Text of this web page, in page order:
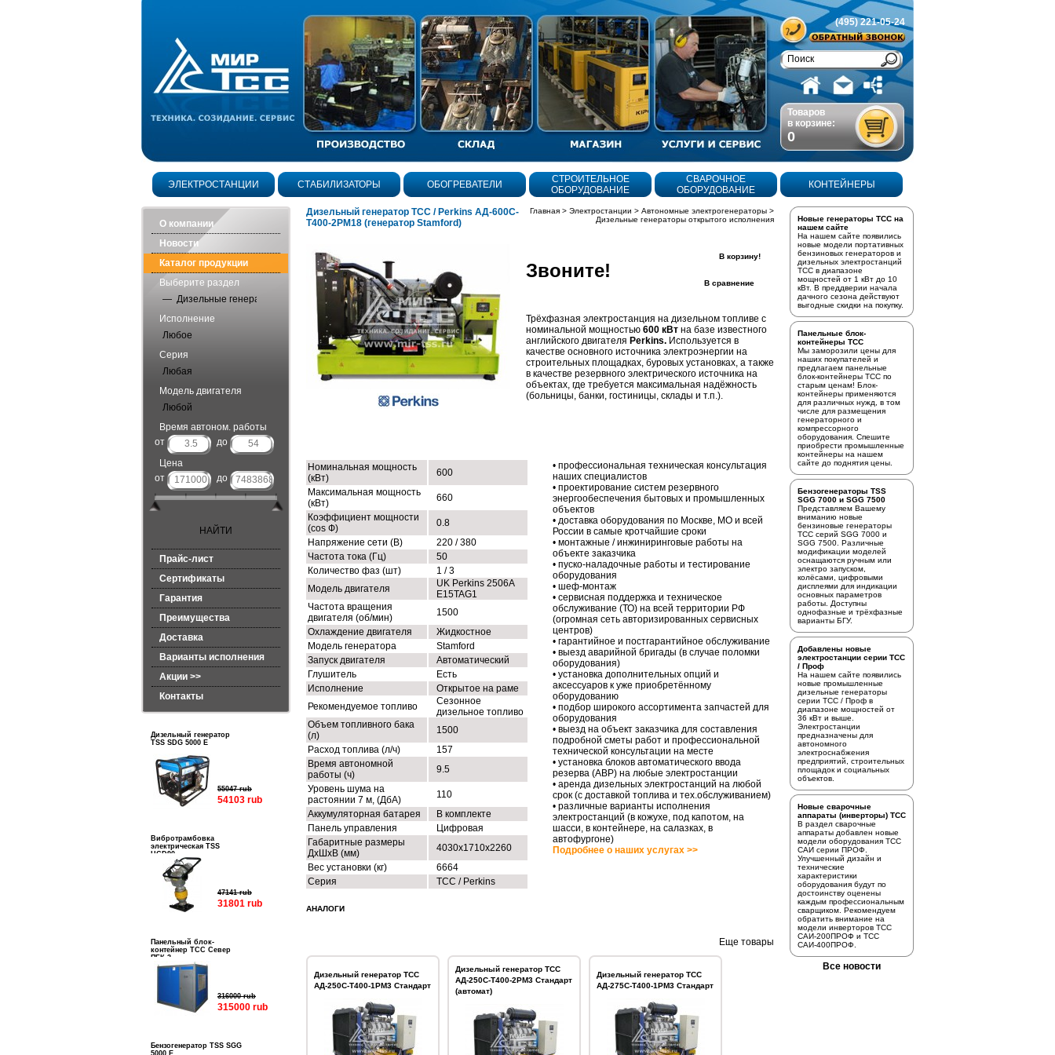
(495) 221-05-24
Товаров
в корзине:
0
ЭЛЕКТРОСТАНЦИИ СТАБИЛИЗАТОРЫ ОБОГРЕВАТЕЛИ
СТРОИТЕЛЬНОЕ
ОБОРУДОВАНИЕ
СВАРОЧНОЕ
ОБОРУДОВАНИЕ
КОНТЕЙНЕРЫ
О компании
Новости
Каталог продукции
Выберите раздел
— Дизельные генераторы открытого исполнения
Исполнение
Любое
Серия
Любая
Модель двигателя
Любой
Время автоном. работы
от
до
Цена
от
до
Прайс-лист
Сертификаты
Гарантия
Преимущества
Доставка
Варианты исполнения
Акции >>
Контакты
Дизельный генератор
TSS SDG 5000 E
55047 rub
54103 rub
Вибротрамбовка
электрическая TSS
HCD90
47141 rub
31801 rub
Панельный блок-
контейнер ТСС Север
ПБК-3
316000 rub
315000 rub
Бензогенератор TSS SGG
5000 E
Дизельный генератор ТСС / Perkins АД-600С-
Т400-2РМ18 (генератор Stamford)
Главная > Электростанции > Автономные электрогенераторы >
Дизельные генераторы открытого исполнения
Звоните!
В корзину!
В сравнение
Трёхфазная электростанция на дизельном топливе с
номинальной мощностью 600 кВт на базе известного
английского двигателя Perkins. Используется в
качестве основного источника электроэнергии на
строительных площадках, буровых установках, а также
в качестве резервного электрического источника на
объектах, где требуется максимальная надёжность
(больницы, банки, гостиницы, склады и т.п.).
Номинальная мощность
(кВт)
600
Максимальная мощность
(кВт)
660
Коэффициент мощности
(cos Ф)
0.8
Напряжение сети (В)
220 / 380
Частота тока (Гц)
50
Количество фаз (шт)
1 / 3
Модель двигателя
UK Perkins 2506A
E15TAG1
Частота вращения
двигателя (об/мин)
1500
Охлаждение двигателя
Жидкостное
Модель генератора
Stamford
Запуск двигателя
Автоматический
Глушитель
Есть
Исполнение
Открытое на раме
Рекомендуемое топливо
Сезонное
дизельное топливо
Объем топливного бака
(л)
1500
Расход топлива (л/ч)
157
Время автономной
работы (ч)
9.5
Уровень шума на
растоянии 7 м, (ДбА)
110
Аккумуляторная батарея
В комплекте
Панель управления
Цифровая
Габаритные размеры
ДхШхВ (мм)
4030х1710х2260
Вес установки (кг)
6664
Серия
ТСС / Perkins
• профессиональная техническая консультация
наших специалистов
• проектирование систем резервного
энергообеспечения бытовых и промышленных
объектов
• доставка оборудования по Москве, МО и всей
России в самые кротчайшие сроки
• монтажные / инжиниринговые работы на
объекте заказчика
• пуско-наладочные работы и тестирование
оборудования
• шеф-монтаж
• сервисная поддержка и техническое
обслуживание (ТО) на всей территории РФ
(огромная сеть авторизированных сервисных
центров)
• гарантийное и постгарантийное обслуживание
• выезд аварийной бригады (в случае поломки
оборудования)
• установка дополнительных опций и
аксессуаров к уже приобретённому
оборудованию
• подбор широкого ассортимента запчастей для
оборудования
• выезд на объект заказчика для составления
подробной сметы работ и профессиональной
технической консультации на месте
• установка блоков автоматического ввода
резерва (АВР) на любые электростанции
• аренда дизельных электростанций на любой
срок (с доставкой топлива и тех.обслуживанием)
• различные варианты исполнения
электростанций (в кожухе, под капотом, на
шасси, в контейнере, на салазках, в
автофургоне)
Подробнее о наших услугах >>
АНАЛОГИ
Еще товары
Дизельный генератор ТСС
АД-250С-Т400-1РМ3 Стандарт
Дизельный генератор ТСС
АД-250С-Т400-2РМ3 Стандарт
(автомат)
Дизельный генератор ТСС
АД-275С-Т400-1РМ3 Стандарт
Новые генераторы ТСС на
нашем сайте
На нашем сайте появились
новые модели портативных
бензиновых генераторов и
дизельных электростанций
ТСС в диапазоне
мощностей от 1 кВт до 10
кВт. В преддверии начала
дачного сезона действуют
выгодные скидки на покупку.
Панельные блок-
контейнеры ТСС
Мы заморозили цены для
наших покупателей и
предлагаем панельные
блок-контейнеры ТСС по
старым ценам! Блок-
контейнеры применяются
для различных нужд, в том
числе для размещения
генераторного и
компрессорного
оборудования. Спешите
приобрести промышленные
контейнеры на нашем
сайте до поднятия цены.
Бензогенераторы TSS
SGG 7000 и SGG 7500
Представляем Вашему
вниманию новые
бензиновые генераторы
ТСС серий SGG 7000 и
SGG 7500. Различные
модификации моделей
оснащаются ручным или
электро запуском,
колёсами, цифровыми
дисплеями для индикации
основных параметров
работы. Доступны
однофазные и трёхфазные
варианты БГУ.
Добавлены новые
электростанции серии ТСС
/ Проф
На нашем сайте появились
новые промышленные
дизельные генераторы
серии ТСС / Проф в
диапазоне мощностей от
36 кВт и выше.
Электростанции
предназначены для
автономного
электроснабжения
предприятий, строительных
площадок и социальных
объектов.
Новые сварочные
аппараты (инверторы) ТСС
В раздел сварочные
аппараты добавлен новые
модели оборудования ТСС
САИ серии ПРОФ.
Улучшенный дизайн и
технические
характеристики
оборудования будут по
достоинству оценены
каждым профессиональным
сварщиком. Рекомендуем
обратить внимание на
модели инверторов ТСС
САИ-200ПРОФ и ТСС
САИ-400ПРОФ.
Все новости